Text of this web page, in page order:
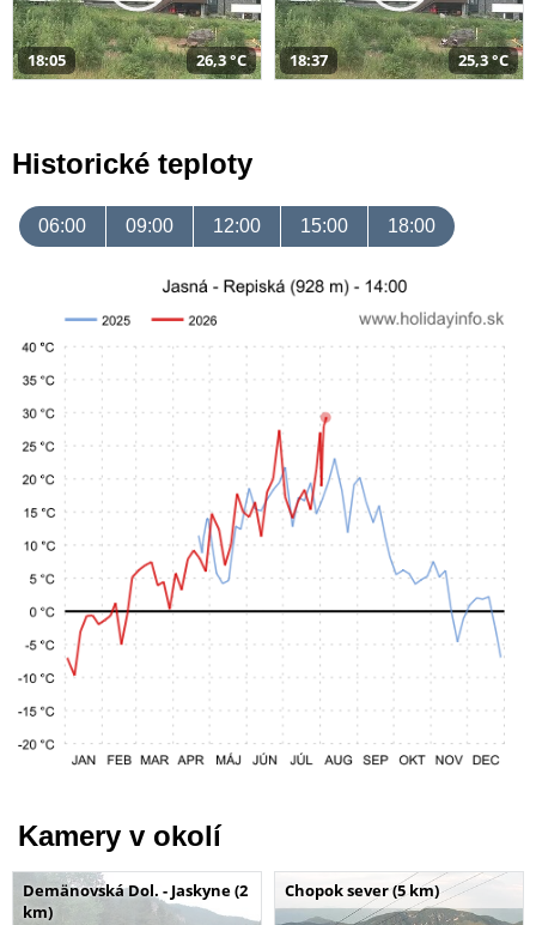
18:05 26,3 °C 18:37 25,3 °C
Historické teploty
06:00 09:00 12:00 15:00 18:00
Kamery v okolí
Demänovská Dol. - Jaskyne (2
km)
Chopok sever (5 km)